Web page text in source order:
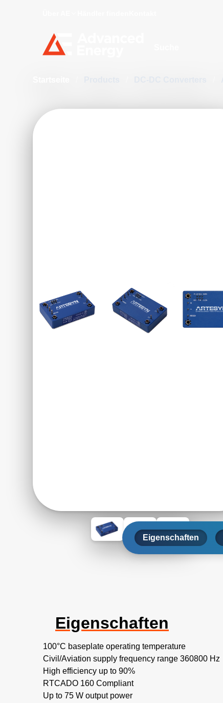
Eigenschaften
Eigenschaften
100°C baseplate operating temperature
Civil/Aviation supply frequency range 360800 Hz
High efficiency up to 90%
RTCADO 160 Compliant
Up to 75 W output power